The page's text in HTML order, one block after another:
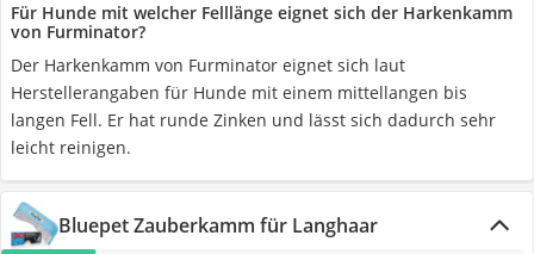
Für Hunde mit welcher Felllänge eignet sich der Harkenkamm
von Furminator?
Der Harkenkamm von Furminator eignet sich laut
Herstellerangaben für Hunde mit einem mittellangen bis
langen Fell. Er hat runde Zinken und lässt sich dadurch sehr
leicht reinigen.
Bluepet Zauberkamm für Langhaar